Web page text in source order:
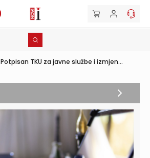
Potpisan TKU za javne službe i izmjen...